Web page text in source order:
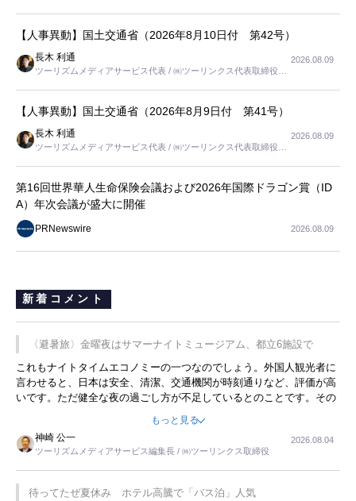
【人事異動】国土交通省（2026年8月10日付 第42号）
長木 利通
ツーリズムメディアサービス代表 / ㈱ツーリンクス代表取締役社
2026.08.09
【人事異動】国土交通省（2026年8月9日付 第41号）
長木 利通
ツーリズムメディアサービス代表 / ㈱ツーリンクス代表取締役社
2026.08.09
第16回世界華人生命保険会議および2026年国際ドラゴン賞（ID
A）年次会議が盛大に開催
PRNewswire 2026.08.09
新着コメント
〈避暑旅〉金曜夜はサマーナイトミュージアム、都立6施設で
これもナイトタイムエコノミーの一つなのでしょう。外国人観光者に
言わせると、日本は安全、清潔、交通機関が時刻通りなど、評価が高
いです。ただ健全な夜の過ごし方が不足しているとのことです。その
限らず外国人にとっても楽しみが増えるでしょうね。
もっと見る
神崎 公一
ツーリズムメディアサービス編集長 / ㈱ツーリンクス取締役
2026.08.04
待ってたぜ夏休み ホテル高騰で「バス泊」人気